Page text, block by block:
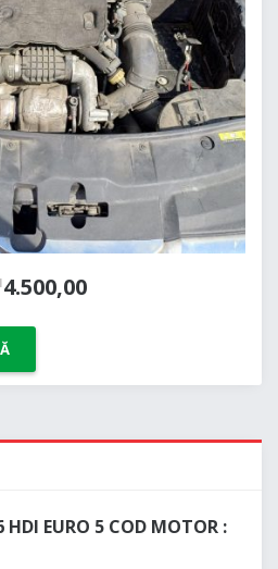
4.500,00
HDI EURO 5 COD MOTOR :